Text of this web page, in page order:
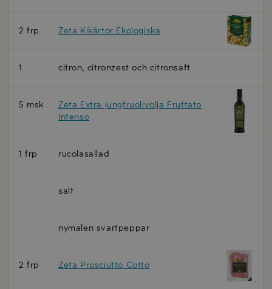
2 frp Zeta Kikärtor Ekologiska
1 citron, citronzest och citronsaft
5 msk
Zeta Extra jungfruolivolja Fruttato
Intenso
1 frp rucolasallad
salt
nymalen svartpeppar
2 frp Zeta Prosciutto Cotto